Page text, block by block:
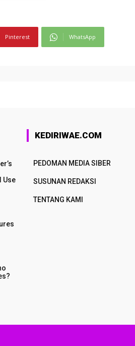
Pinterest WhatsApp
Use
KEDIRIWAE.COM
PEDOMAN MEDIA SIBER
SUSUNAN REDAKSI
TENTANG KAMI